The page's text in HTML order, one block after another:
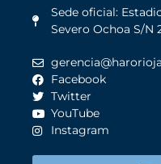
Sede oficial:
Severo Ochoa S/N
Facebook
Twitter
YouTube
Instagram